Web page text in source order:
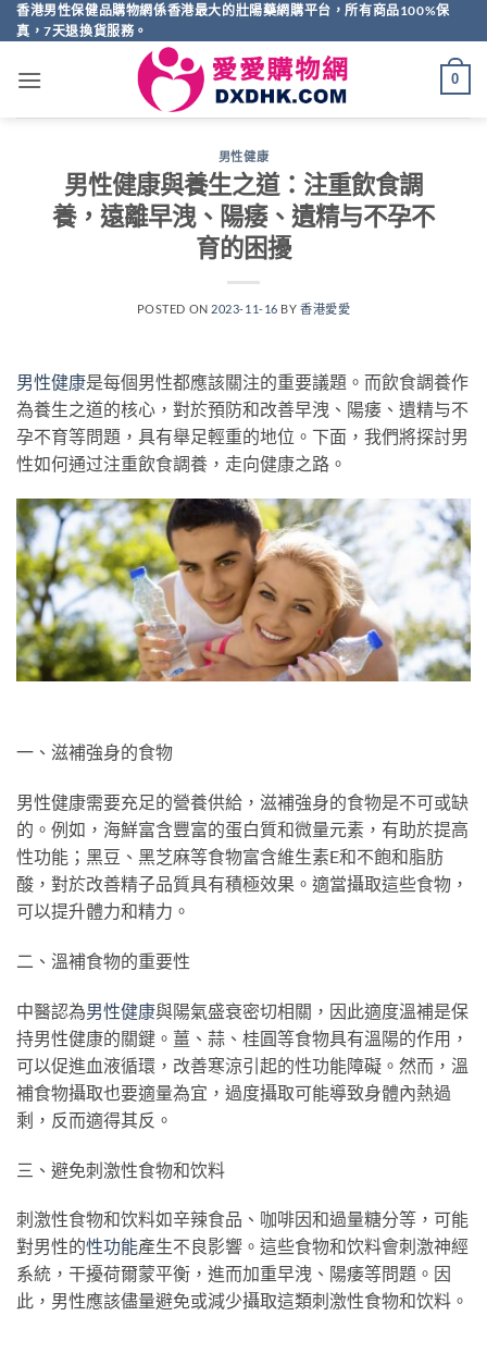
Skip
to
香港男性保健品購物網係香港最大的壯陽藥網購平台，所有商品100%保
真，7天退換貨服務。
0
男性健康
男性健康與養生之道：注重飲食調
養，遠離早洩、陽痿、遺精与不孕不
育的困擾
POSTED ON 2023-11-16 BY香港愛愛
男性健康是每個男性都應該關注的重要議題。而飲食調養作
為養生之道的核心，對於預防和改善早洩、陽痿、遺精与不
孕不育等問題，具有舉足輕重的地位。下面，我們將探討男
性如何通过注重飲食調養，走向健康之路。
一、滋補強身的食物
男性健康需要充足的營養供給，滋補強身的食物是不可或缺
的。例如，海鮮富含豐富的蛋白質和微量元素，有助於提高
性功能；黑豆、黑芝麻等食物富含維生素E和不飽和脂肪
酸，對於改善精子品質具有積極效果。適當攝取這些食物，
可以提升體力和精力。
二、溫補食物的重要性
中醫認為男性健康與陽氣盛衰密切相關，因此適度溫補是保
持男性健康的關鍵。薑、蒜、桂圓等食物具有溫陽的作用，
可以促進血液循環，改善寒涼引起的性功能障礙。然而，溫
補食物攝取也要適量為宜，過度攝取可能導致身體內熱過
剩，反而適得其反。
三、避免刺激性食物和饮料
刺激性食物和饮料如辛辣食品、咖啡因和過量糖分等，可能
對男性的性功能產生不良影響。這些食物和饮料會刺激神經
系統，干擾荷爾蒙平衡，進而加重早洩、陽痿等問題。因
此，男性應該儘量避免或減少攝取這類刺激性食物和饮料。